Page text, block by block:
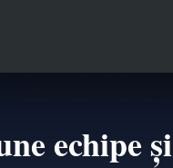
echipe și